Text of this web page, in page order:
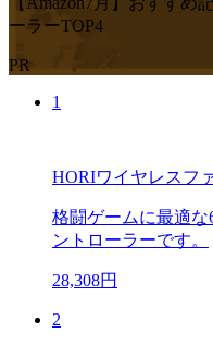
ーラーTOP4
PR
1
HORIワイヤレスフ
格闘ゲームに最適
ントローラーです。
28,308円
2